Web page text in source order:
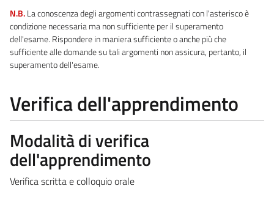
N.B.La conoscenza degli argomenti contrassegnati con l'asterisco è
condizione necessaria ma non sufficiente per il superamento
dell'esame. Rispondere in maniera sufficiente o anche più che
sufficiente alle domande su tali argomenti non assicura, pertanto, il
superamento dell'esame.
Verifica dell'apprendimento
Modalità di verifica
dell'apprendimento
Verifica scritta e colloquio orale